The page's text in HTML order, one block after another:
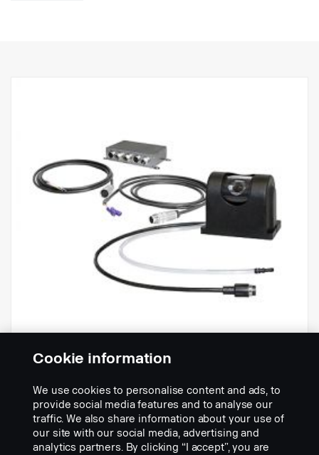
ATVC-sarja
Osanumero: 2289344
Part Description:
Cookie information
We use cookies to personalise content and ads, to
provide social media features and to analyse our
traffic. We also share information about your use of
our site with our social media, advertising and
analytics partners. By clicking “I accept”, you are